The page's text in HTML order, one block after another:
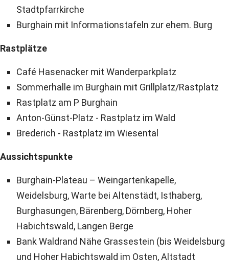
Stadtpfarrkirche
Burghain mit Informationstafeln zur ehem. Burg
Rastplätze
Café Hasenacker mit Wanderparkplatz
Sommerhalle im Burghain mit Grillplatz/Rastplatz
Rastplatz am P Burghain
Anton-Günst-Platz - Rastplatz im Wald
Brederich - Rastplatz im Wiesental
Aussichtspunkte
Burghain-Plateau – Weingartenkapelle,
Weidelsburg, Warte bei Altenstädt, Isthaberg,
Burghasungen, Bärenberg, Dörnberg, Hoher
Habichtswald, Langen Berge
Bank Waldrand Nähe Grassestein (bis Weidelsburg
und Hoher Habichtswald im Osten, Altstadt